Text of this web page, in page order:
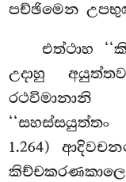
පච්ඡිමෙන
එත්ථාහ
උදාහු
1.264)